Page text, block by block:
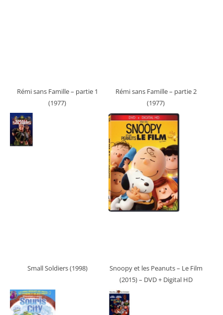
Rémi sans Famille – partie 1
(1977)
Rémi sans Famille – partie 2
(1977)
Small Soldiers (1998)
Snoopy et les Peanuts – Le Film
(2015)– DVD + Digital HD